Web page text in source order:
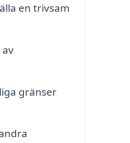
en trivsam
gränser